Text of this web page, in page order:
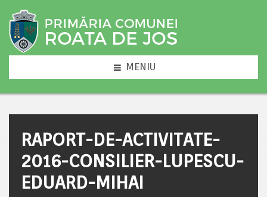
MENIU
RAPORT-DE-ACTIVITATE-
2016-CONSILIER-LUPESCU-
EDUARD-MIHAI